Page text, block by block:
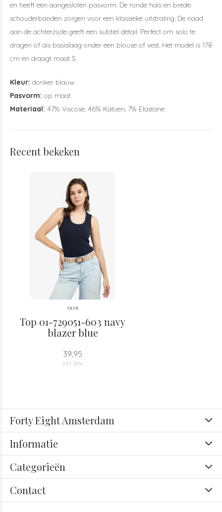
en heeft een aangesloten pasvorm. De ronde hals en brede
schouderbanden zorgen voor een klassieke uitstraling. De naad
aan de achterzijde geeft een subtiel detail. Perfect om solo te
dragen of als basislaag onder een blouse of vest. Het model is 178
cm en draagt maat S.
Kleur: donker blauw
Pasvorm: op maat
Materiaal: 47% Viscose, 46% Katoen, 7% Elastane
Recent bekeken
YAYA
Top 01-729051-603 navy
blazer blue
39,95
Incl. btw
Forty Eight Amsterdam
Informatie
Categorieën
Contact